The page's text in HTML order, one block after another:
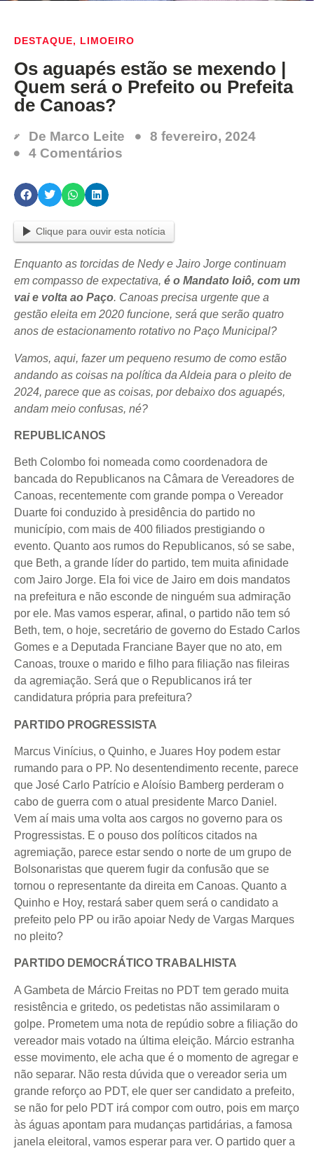
DESTAQUE, LIMOEIRO
Os aguapés estão se mexendo |
Quem será o Prefeito ou Prefeita
de Canoas?
De Marco Leite
8 fevereiro, 2024
4 Comentários
Clique para ouvir esta notícia
Enquanto as torcidas de Nedy e Jairo Jorge continuam
em compasso de expectativa, é o Mandato Ioiô, com um
vai e volta ao Paço. Canoas precisa urgente que a
gestão eleita em 2020 funcione, será que serão quatro
anos de estacionamento rotativo no Paço Municipal?
Vamos, aqui, fazer um pequeno resumo de como estão
andando as coisas na política da Aldeia para o pleito de
2024, parece que as coisas, por debaixo dos aguapés,
andam meio confusas, né?
REPUBLICANOS
Beth Colombo foi nomeada como coordenadora de
bancada do Republicanos na Câmara de Vereadores de
Canoas, recentemente com grande pompa o Vereador
Duarte foi conduzido à presidência do partido no
município, com mais de 400 filiados prestigiando o
evento. Quanto aos rumos do Republicanos, só se sabe,
que Beth, a grande líder do partido, tem muita afinidade
com Jairo Jorge. Ela foi vice de Jairo em dois mandatos
na prefeitura e não esconde de ninguém sua admiração
por ele. Mas vamos esperar, afinal, o partido não tem só
Beth, tem, o hoje, secretário de governo do Estado Carlos
Gomes e a Deputada Franciane Bayer que no ato, em
Canoas, trouxe o marido e filho para filiação nas fileiras
da agremiação. Será que o Republicanos irá ter
candidatura própria para prefeitura?
PARTIDO PROGRESSISTA
Marcus Vinícius, o Quinho, e Juares Hoy podem estar
rumando para o PP. No desentendimento recente, parece
que José Carlo Patrício e Aloísio Bamberg perderam o
cabo de guerra com o atual presidente Marco Daniel.
Vem aí mais uma volta aos cargos no governo para os
Progressistas. E o pouso dos políticos citados na
agremiação, parece estar sendo o norte de um grupo de
Bolsonaristas que querem fugir da confusão que se
tornou o representante da direita em Canoas. Quanto a
Quinho e Hoy, restará saber quem será o candidato a
prefeito pelo PP ou irão apoiar Nedy de Vargas Marques
no pleito?
PARTIDO DEMOCRÁTICO TRABALHISTA
A Gambeta de Márcio Freitas no PDT tem gerado muita
resistência e gritedo, os pedetistas não assimilaram o
golpe. Prometem uma nota de repúdio sobre a filiação do
vereador mais votado na última eleição. Márcio estranha
esse movimento, ele acha que é o momento de agregar e
não separar. Não resta dúvida que o vereador seria um
grande reforço ao PDT, ele quer ser candidato a prefeito,
se não for pelo PDT irá compor com outro, pois em março
às águas apontam para mudanças partidárias, a famosa
janela eleitoral, vamos esperar para ver. O partido quer a